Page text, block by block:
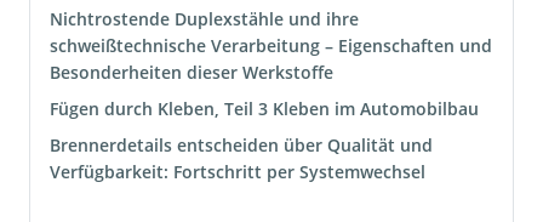
Nichtrostende Duplexstähle und ihre
schweißtechnische Verarbeitung – Eigenschaften und
Besonderheiten dieser Werkstoffe
Fügen durch Kleben, Teil 3 Kleben im Automobilbau
Brennerdetails entscheiden über Qualität und
Verfügbarkeit: Fortschritt per Systemwechsel